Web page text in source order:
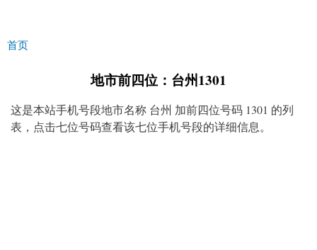
你在这里
首页
地市前四位：台州1301
这是本站手机号段地市名称 台州 加前四位号码 1301 的列
表，点击七位号码查看该七位手机号段的详细信息。